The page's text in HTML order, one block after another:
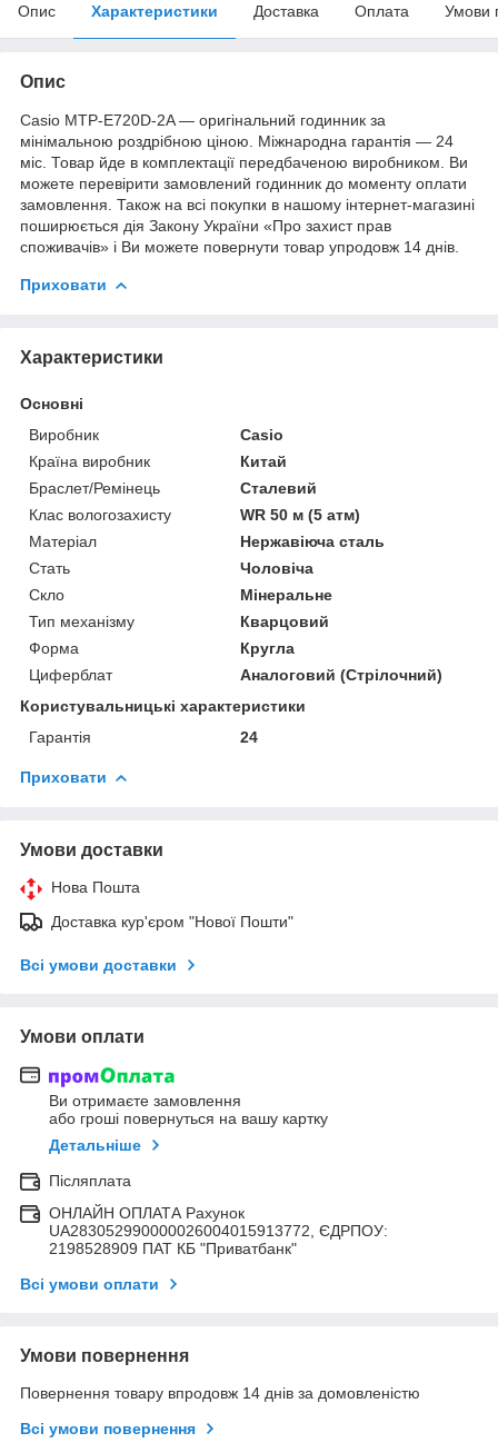
Опис Характеристики Доставка Оплата Умови
Опис
Casio MTP-E720D-2A — оригінальний годинник за
мінімальною роздрібною ціною. Міжнародна гарантія — 24
міс. Товар йде в комплектації передбаченою виробником. Ви
можете перевірити замовлений годинник до моменту оплати
замовлення. Також на всі покупки в нашому інтернет-магазині
поширюється дія Закону України «Про захист прав
споживачів» і Ви можете повернути товар упродовж 14 днів.
Приховати
Характеристики
Основні
Виробник
Casio
Країна виробник
Китай
Браслет/Ремінець
Сталевий
Клас вологозахисту
WR 50 м (5 атм)
Матеріал
Нержавіюча сталь
Стать
Чоловіча
Скло
Мінеральне
Тип механізму
Кварцовий
Форма
Кругла
Циферблат
Аналоговий (Стрілочний)
Користувальницькі характеристики
Гарантія
24
Приховати
Умови доставки
Нова Пошта
Доставка кур'єром "Нової Пошти"
Всі умови доставки
Умови оплати
Ви отримаєте замовлення
або гроші повернуться на вашу картку
Детальніше
Післяплата
ОНЛАЙН ОПЛАТА Рахунок
UA283052990000026004015913772, ЄДРПОУ:
2198528909 ПАТ КБ "Приватбанк"
Всі умови оплати
Умови повернення
Повернення товару впродовж 14 днів за домовленістю
Всі умови повернення